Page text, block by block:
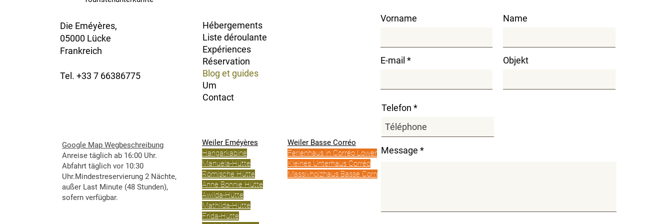
Die Eméyères,
05000 Lücke
Frankreich
Tel. +33 7 66386775
Hébergements
Liste déroulante
Expériences
Réservation
Blog et guides
Um
Contact
Google Map Wegbeschreibung
Anreise täglich ab 16:00 Uhr.
Abfahrt täglich vor 10:30
Uhr.Mindestreservierung 2 Nächte,
außer Last Minute (48 Stunden),
sofern verfügbar.
Weiler Eméyères
Hangarkabine
Manuela-Hütte
Römische Hütte
Anne Bonnie Hütte
Awilda-Hütte
Mathilda-Hütte
Frida-Hütte
Weiler Basse Corréo
Ferienhaus in Corréo Lower
Kleines Unterhaus Corréo
Massivholzhaus Basse Corréo
Vorname Name
E-mail Objekt
Telefon
Message